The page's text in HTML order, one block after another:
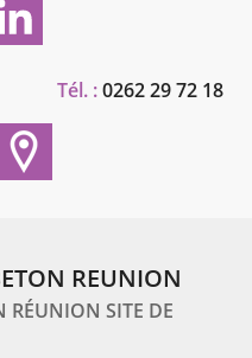
Tél. :0262 29 72 18
REUNION
RÉUNION SITE DE